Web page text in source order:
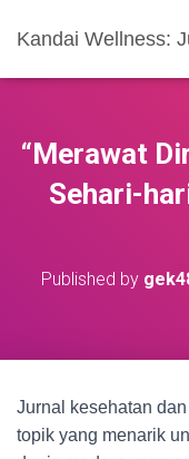
Kandai Wellness:
“Merawat
Sehari-
Published by
Jurnal kesehatan
topik yang menarik